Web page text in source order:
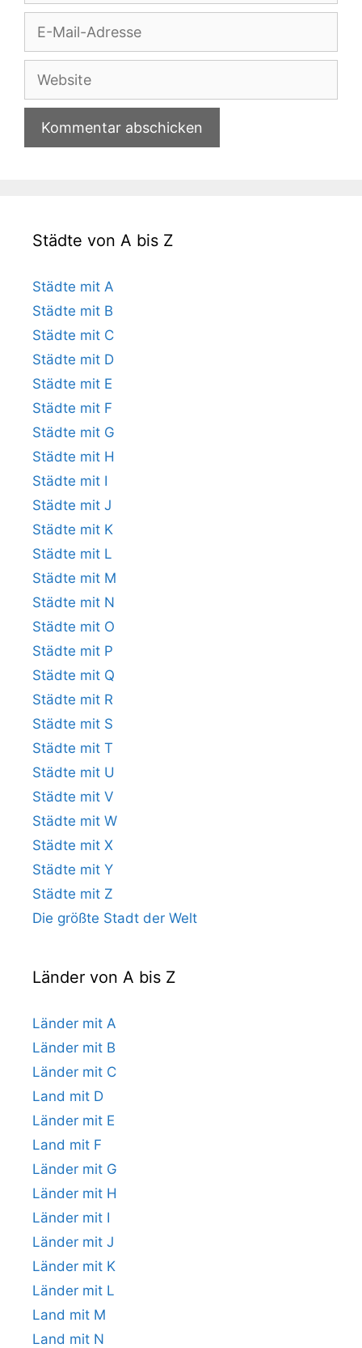
Adresse
Website
Städte von A bis Z
Städte mit A
Städte mit B
Städte mit C
Städte mit D
Städte mit E
Städte mit F
Städte mit G
Städte mit H
Städte mit I
Städte mit J
Städte mit K
Städte mit L
Städte mit M
Städte mit N
Städte mit O
Städte mit P
Städte mit Q
Städte mit R
Städte mit S
Städte mit T
Städte mit U
Städte mit V
Städte mit W
Städte mit X
Städte mit Y
Städte mit Z
Die größte Stadt der Welt
Länder von A bis Z
Länder mit A
Länder mit B
Länder mit C
Land mit D
Länder mit E
Land mit F
Länder mit G
Länder mit H
Länder mit I
Länder mit J
Länder mit K
Länder mit L
Land mit M
Land mit N